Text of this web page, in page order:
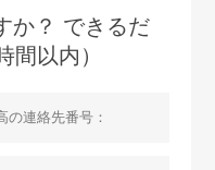
か？ できるだ
間以内）